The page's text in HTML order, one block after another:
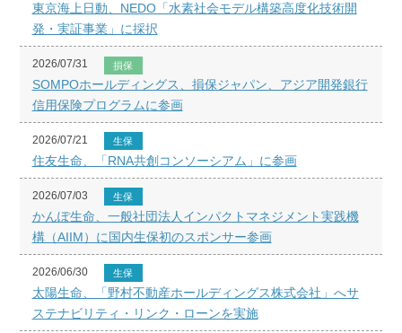
東京海上日動、NEDO「水素社会モデル構築高度化技術開
発・実証事業」に採択
2026/07/31 損保
SOMPOホールディングス、損保ジャパン、アジア開発銀行
信用保険プログラムに参画
2026/07/21 生保
住友生命、「RNA共創コンソーシアム」に参画
2026/07/03 生保
かんぽ生命、一般社団法人インパクトマネジメント実践機
構（AIIM）に国内生保初のスポンサー参画
2026/06/30 生保
太陽生命、「野村不動産ホールディングス株式会社」へサ
ステナビリティ・リンク・ローンを実施